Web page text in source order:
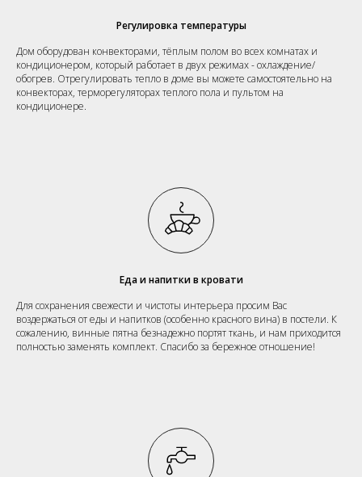
Регулировка температуры
Дом оборудован конвекторами, тёплым полом во всех комнатах и
кондиционером, который работает в двух режимах - охлаждение/
обогрев. Отрегулировать тепло в доме вы можете самостоятельно на
конвекторах, терморегуляторах теплого пола и пультом на
кондиционере.
Еда и напитки в кровати
Для сохранения свежести и чистоты интерьера просим Вас
воздержаться от еды и напитков (особенно красного вина) в постели. К
сожалению, винные пятна безнадежно портят ткань, и нам приходится
полностью заменять комплект. Спасибо за бережное отношение!